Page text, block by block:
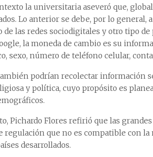
la universitaria aseveró que,
Lo anterior se debe, por lo general,
de las redes sociodigitales y otro tipo
la moneda de cambio es su
sexo, número de teléfono celular,
podrían recolectar información
y política, cuyo propósito es
Pichardo Flores refirió que las
regulación que no es compatible con la
desarrollados.